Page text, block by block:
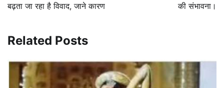
बढ़ता जा रहा है विवाद, जाने कारण
की संभावना।
Related Posts